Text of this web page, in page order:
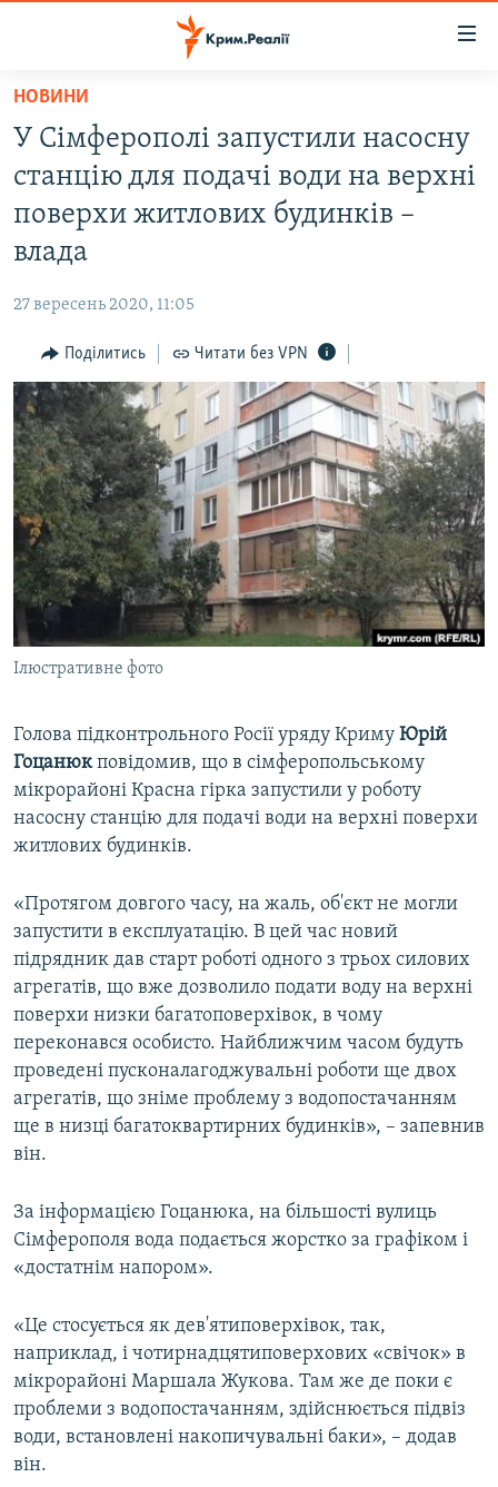
Перейти
основного
матеріалу
до
основної
Перейти
пошуку
НОВИНИ
ВОДА.КРИМ
ПОГЛЯД
ІНТЕРВ'Ю
ВСЕ ЗА ДЕНЬ
СПЕЦПРОЕКТИ
ДЕПОРТАЦІЯ
ВІДЕОУРОКИ «ELIFBE»
СВІДЧЕННЯ ОКУПАЦІЇ
УКРАЇНСЬКА ПРОБЛЕМА КРИМУ
ІНФОГРАФІКА
ЯК ОБІЙТИ БЛОКУВАННЯ
Русский
Qırımtatar
ДОЛУЧАЙСЯ!
Усі сайти RFE/RL
НОВИНИ
У Сімферополі запустили насосну
станцію для подачі води на верхні
поверхи житлових будинків –
влада
27 вересень 2020, 11:05
Поділитись Читати без VPN
Ілюстративне фото
Голова підконтрольного Росії уряду Криму Юрій
Гоцанюкповідомив, що в сімферопольському
мікрорайоні Красна гірка запустили у роботу
насосну станцію для подачі води на верхні поверхи
житлових будинків.
«Протягом довгого часу, на жаль, об'єкт не могли
запустити в експлуатацію. В цей час новий
підрядник дав старт роботі одного з трьох силових
агрегатів, що вже дозволило подати воду на верхні
поверхи низки багатоповерхівок, в чому
переконався особисто. Найближчим часом будуть
проведені пусконалагоджувальні роботи ще двох
агрегатів, що зніме проблему з водопостачанням
ще в низці багатоквартирних будинків», – запевнив
він.
За інформацією Гоцанюка, на більшості вулиць
Сімферополя вода подається жорстко за графіком і
«достатнім напором».
«Це стосується як дев'ятиповерхівок, так,
наприклад, і чотирнадцятиповерхових «свічок» в
мікрорайоні Маршала Жукова. Там же де поки є
проблеми з водопостачанням, здійснюється підвіз
води, встановлені накопичувальні баки», – додав
він.